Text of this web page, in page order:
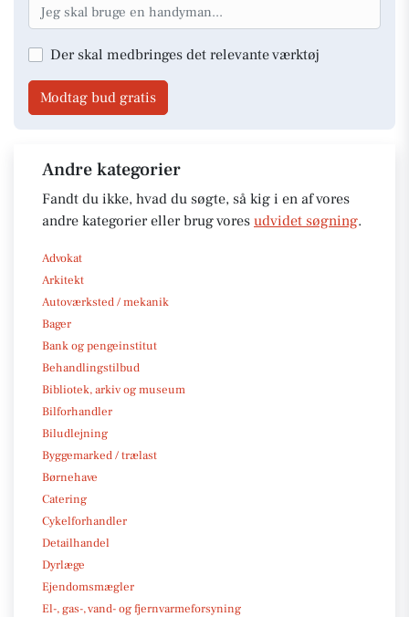
Der skal medbringes det relevante værktøj
Modtag bud gratis
Andre kategorier
Fandt du ikke, hvad du søgte, så kig i en af vores
andre kategorier eller brug vores udvidet søgning.
Advokat
Arkitekt
Autoværksted / mekanik
Bager
Bank og pengeinstitut
Behandlingstilbud
Bibliotek, arkiv og museum
Bilforhandler
Biludlejning
Byggemarked / trælast
Børnehave
Catering
Cykelforhandler
Detailhandel
Dyrlæge
Ejendomsmægler
El-, gas-, vand- og fjernvarmeforsyning